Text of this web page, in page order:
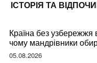
ІСТОРІЯ ТА
Країна без узбережжя
чому мандрівники
відпочинок
05.08.2026